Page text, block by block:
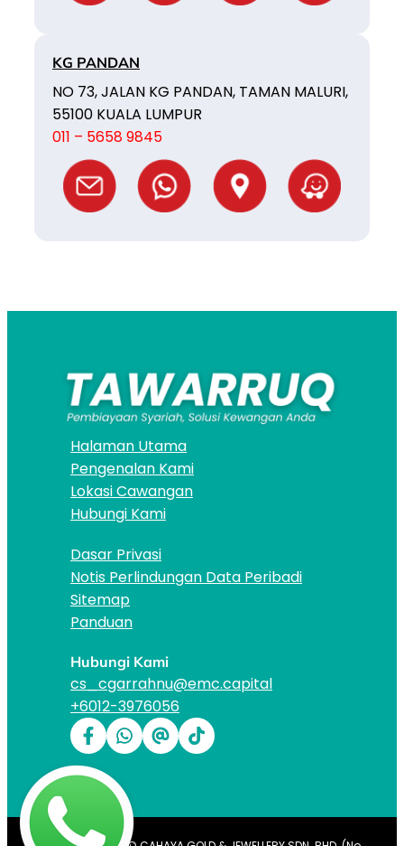
KG PANDAN
NO 73, JALAN KG PANDAN, TAMAN MALURI,
55100 KUALA LUMPUR
011 – 5658 9845
Halaman Utama
Pengenalan Kami
Lokasi Cawangan
Hubungi Kami
Dasar Privasi
Notis Perlindungan Data Peribadi
Sitemap
Panduan
Hubungi Kami
cs_cgarrahnu@emc.capital
+6012-3976056